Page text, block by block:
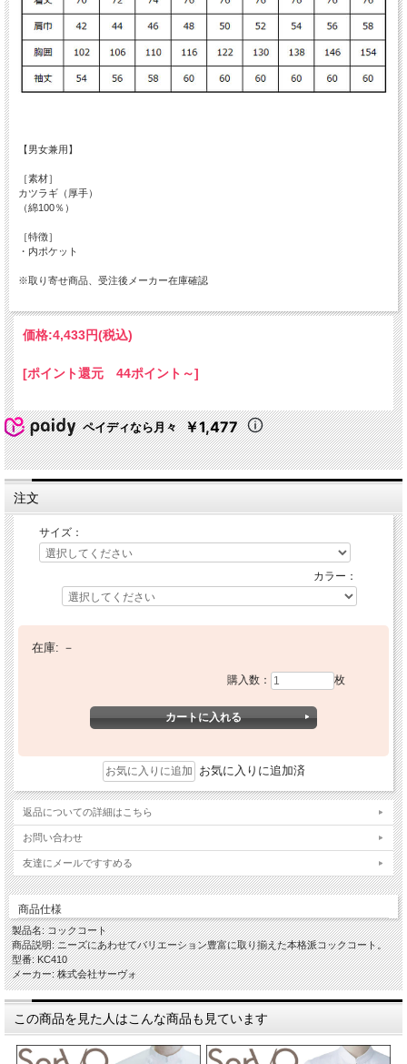
【男女兼用】
［素材］
カツラギ（厚手）
（綿100％）
［特徴］
・内ポケット
※取り寄せ商品、受注後メーカー在庫確認
価格:4,433円(税込)
[ポイント還元 44ポイント～]
ペイディなら月々 ￥1,477
注文
サイズ：
カラー：
在庫: －
購入数： 枚
お気に入りに追加済
返品についての詳細はこちら
お問い合わせ
友達にメールですすめる
商品仕様
製品名: コックコート
商品説明: ニーズにあわせてバリエーション豊富に取り揃えた本格派コックコート。
型番: KC410
メーカー: 株式会社サーヴォ
この商品を見た人はこんな商品も見ています